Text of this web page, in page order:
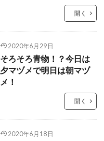
開く
2020年6月29日
そろそろ青物！？今日は
夕マヅメで明日は朝マヅ
メ！
開く
2020年6月18日